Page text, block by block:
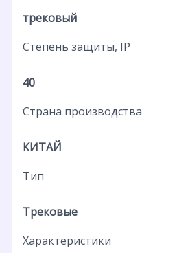
трековый
Степень защиты, IP
40
Страна производства
КИТАЙ
Тип
Трековые
Характеристики